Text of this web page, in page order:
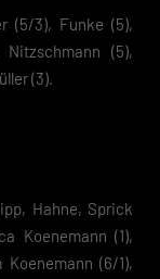
(5/3), Funke (5),
(5),
(3).
Hahne, Sprick
Koenemann (1),
(6/1),